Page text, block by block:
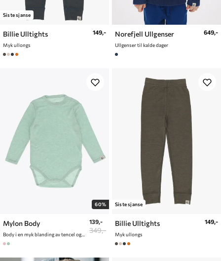
Siste sjanse
Billie Ulltights
Myk ullongs
149,- Norefjell Ullgenser
Ullgenser til kalde dager
649,-
60%
Mylon Body
Body i en myk blanding av tencel og ull
139,-
349,-
Siste sjanse
Billie Ulltights
Myk ullongs
149,-